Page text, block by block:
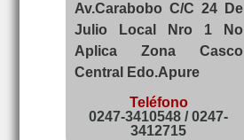
Av.Carabobo C/C 24 De
Julio Local Nro 1 No
Aplica Zona Casco
Central Edo.Apure
Teléfono
0247-3410548 / 0247-
3412715